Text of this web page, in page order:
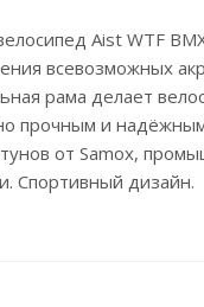
Aist WTF
всевозможных
рама делает
прочным и
от Samox,
Спортивный дизайн.